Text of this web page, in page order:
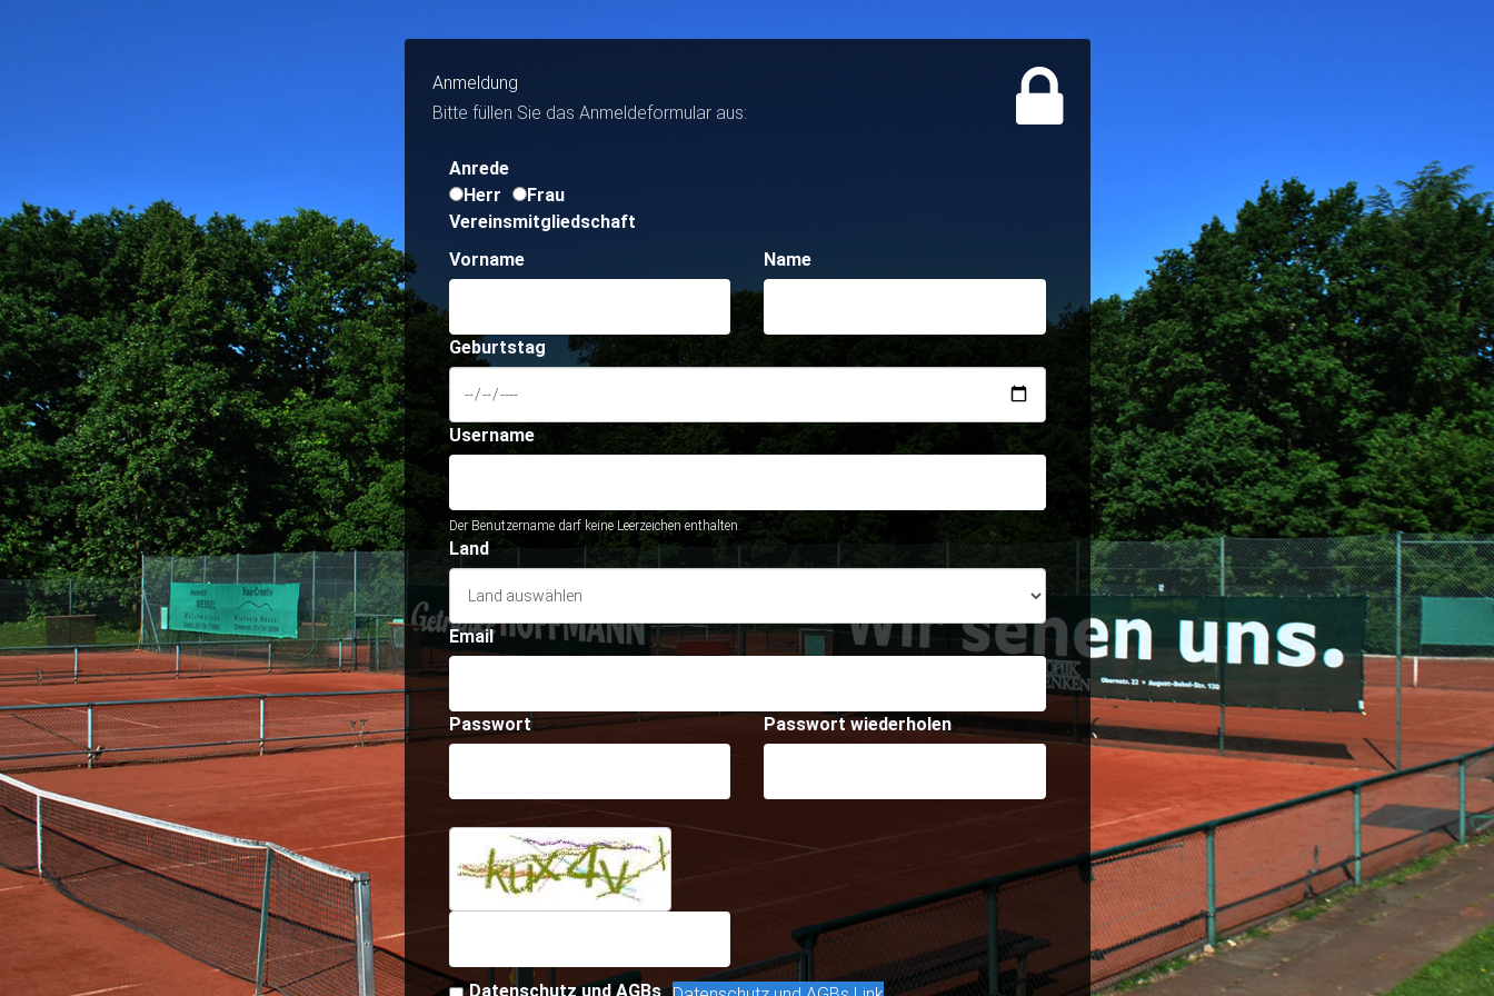
Anmeldung
Bitte füllen Sie das Anmeldeformular aus:
Anrede
Herr
Frau
Vereinsmitgliedschaft
Vorname
Name
Geburtstag
Username
Der Benutzername darf keine Leerzeichen enthalten.
Land
Email
Passwort Passwort wiederholen
Datenschutz und AGBs